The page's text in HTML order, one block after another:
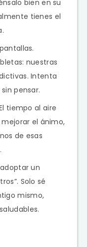
bien en su
tienes el
nuestras
Intenta
pensar.
tiempo al aire
el ánimo,
de esas
un
Solo sé
mismo,